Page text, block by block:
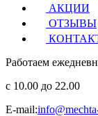
АКЦИИ
ОТЗЫВЫ
Работаем
с 10.00 до 22.00
E-mail: